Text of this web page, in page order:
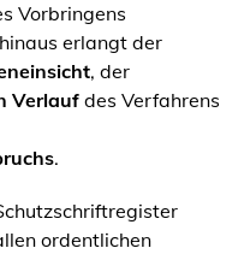
Vorbringens
erlangt der
, der
Verlaufdes Verfahrens
.
ordentlichen